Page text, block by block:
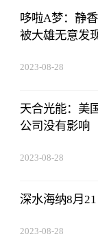
哆啦A梦：静
被大雄无意发
2023-08-28
天合光能：美
公司没有影响
2023-08-28
深水海纳8月
2023-08-28